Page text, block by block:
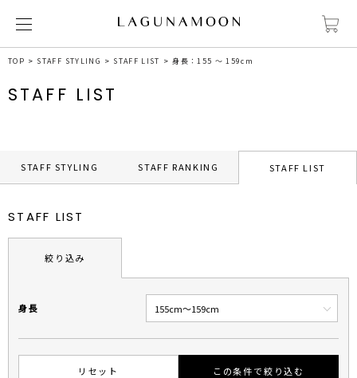
TOP STAFF STYLING STAFF LIST 身長：155 ～ 159cm
STAFF LIST
STAFF STYLING STAFF RANKING STAFF LIST
STAFF LIST
絞り込み
身長
リセット この条件で絞り込む